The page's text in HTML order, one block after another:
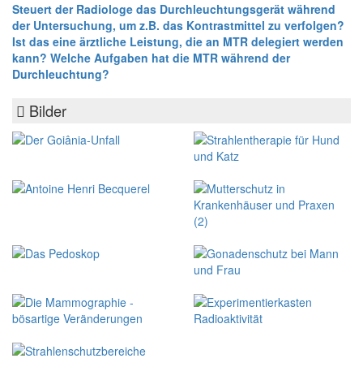
Steuert der Radiologe das Durchleuchtungsgerät während
der Untersuchung, um z.B. das Kontrastmittel zu verfolgen?
Ist das eine ärztliche Leistung, die an MTR delegiert werden
kann? Welche Aufgaben hat die MTR während der
Durchleuchtung?
Bilder